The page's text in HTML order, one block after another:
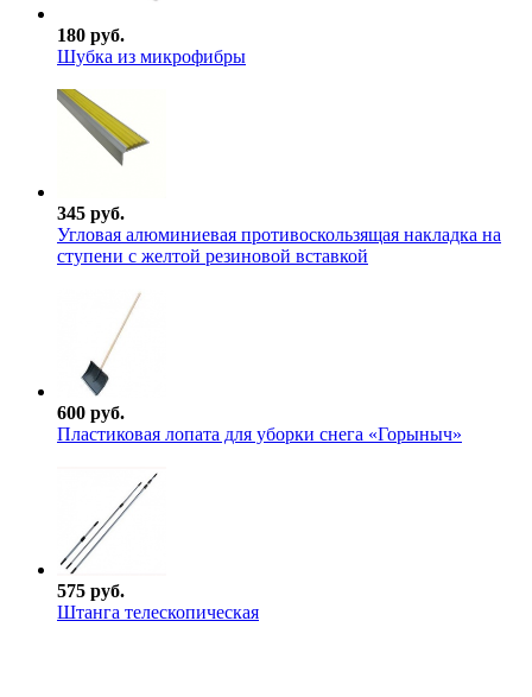
180 руб.
Шубка из микрофибры
345 руб.
Угловая алюминиевая противоскользящая накладка на
ступени с желтой резиновой вставкой
600 руб.
Пластиковая лопата для уборки снега «Горыныч»
575 руб.
Штанга телескопическая